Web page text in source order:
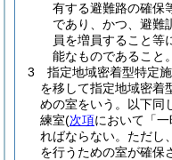
有する避難路の確保
であり、かつ、避難
員を増員すること等
能なものであること。
3
指定地域密着型特定
を移して指定地域密着
めの室をいう。以下同
練室(次項において「
ればならない。 ただし
を行うための室が確保